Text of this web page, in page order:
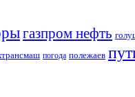
газпром нефть
погода полежаев